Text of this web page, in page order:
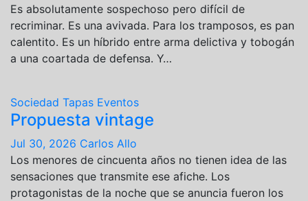
Es absolutamente sospechoso pero difícil de
recriminar. Es una avivada. Para los tramposos, es pan
calentito. Es un híbrido entre arma delictiva y tobogán
a una coartada de defensa. Y…
Sociedad Tapas Eventos
Propuesta vintage
Jul 30, 2026 Carlos Allo
Los menores de cincuenta años no tienen idea de las
sensaciones que transmite ese afiche. Los
protagonistas de la noche que se anuncia fueron los